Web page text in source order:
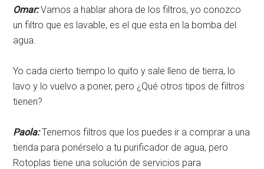
Omar: Vamos a hablar ahora de los filtros, yo conozco
un filtro que es lavable, es el que esta en la bomba del
agua.
Yo cada cierto tiempo lo quito y sale lleno de tierra, lo
lavo y lo vuelvo a poner, pero ¿Qué otros tipos de filtros
tienen?
Paola:Tenemos filtros que los puedes ir a comprar a una
tienda para ponérselo a tu purificador de agua, pero
Rotoplas tiene una solución de servicios para